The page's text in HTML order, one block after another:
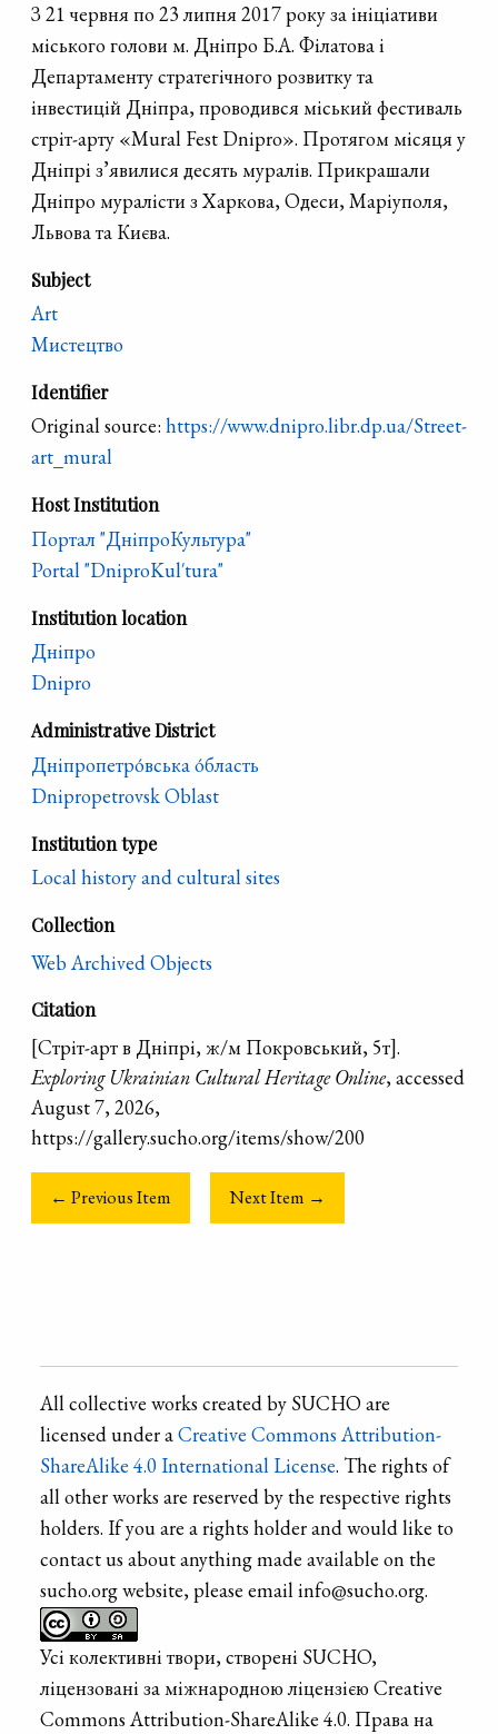
З 21 червня по 23 липня 2017 року за ініціативи
міського голови м. Дніпро Б.А. Філатова і
Департаменту стратегічного розвитку та
інвестицій Дніпра, проводився міський фестиваль
стріт-арту «Mural Fest Dnipro». Протягом місяця у
Дніпрі з’явилися десять муралів. Прикрашали
Дніпро муралісти з Харкова, Одеси, Маріуполя,
Львова та Києва.
Subject
Art
Мистецтво
Identifier
Original source: https://www.dnipro.libr.dp.ua/Street-
art_mural
Host Institution
Портал "ДніпроКультура"
Portal "DniproKul′tura"
Institution location
Дніпро
Dnipro
Administrative District
Дніпропетро́вська о́бласть
Dnipropetrovsk Oblast
Institution type
Local history and cultural sites
Collection
Web Archived Objects
Citation
[Cтріт-арт в Дніпрі, ж/м Покровський, 5т].
Exploring Ukrainian Cultural Heritage Online, accessed
August 7, 2026,
https://gallery.sucho.org/items/show/200
← Previous Item Next Item →
All collective works created by SUCHO are
licensed under aCreative Commons Attribution-
ShareAlike 4.0 International License. The rights of
all other works are reserved by the respective rights
holders. If you are a rights holder and would like to
contact us about anything made available on the
sucho.org website, please email info@sucho.org.
Усі колективні твори, створені SUCHO,
ліцензовані за міжнародною ліцензією Creative
Commons Attribution-ShareAlike 4.0. Права на